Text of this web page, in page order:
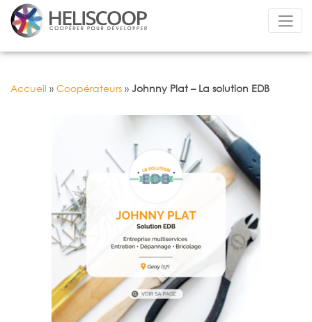
Accueil » Coopérateurs » Johnny Plat – La solution EDB